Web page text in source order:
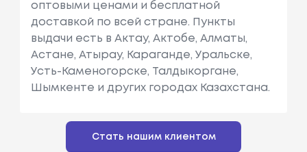
оптовыми ценами и бесплатной
доставкой по всей стране. Пункты
выдачи есть в Актау, Актобе, Алматы,
Астане, Атырау, Караганде, Уральске,
Усть-Каменогорске, Талдыкоргане,
Шымкенте и других городах Казахстана.
Стать нашим клиентом